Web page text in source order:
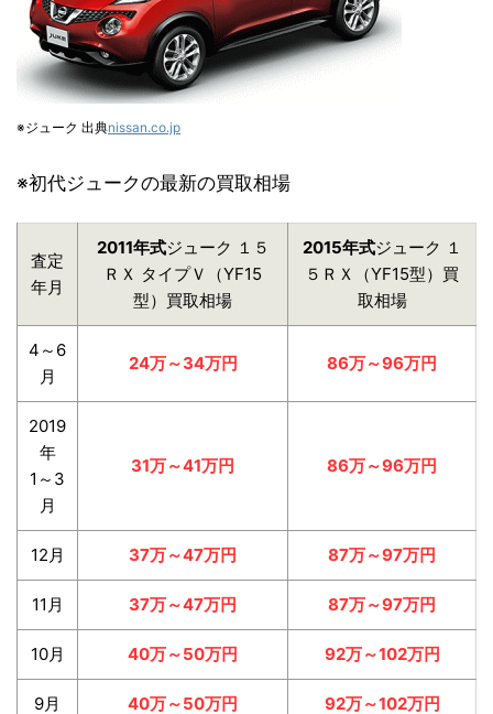
※ジューク 出典nissan.co.jp
※初代ジュークの最新の買取相場
査定
年月
2011年式ジューク １５
ＲＸ タイプＶ（YF15
型）買取相場
2015年式ジューク １
５ＲＸ（YF15型）買
取相場
4～6
月
24万～34万円 86万～96万円
2019
年
1～3
月
31万～41万円 86万～96万円
12月 37万～47万円 87万～97万円
11月 37万～47万円 87万～97万円
10月 40万～50万円 92万～102万円
9月 40万～50万円 92万～102万円